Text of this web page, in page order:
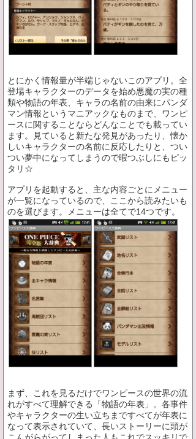
とにかく情報量が半端じゃないこのアプリ。全
登場キャラクターのデータを始め悪魔の実の種
類や物語の年表、キャラの名前の由来にパンダ
マン情報というマニアックなものまで、ワンピ
ースに関することならどんなことでも載ってい
ます。見ていると新たな発見があったり、懐か
しいキャラクターの名前に反応したりと、つい
つい夢中になってしまうので暇つぶしにもピッ
タリ☆
アプリを起動すると、主な内容ごとにメニュー
が一覧になっているので、ここから読みたいも
のを選びます。メニューは全てで14つです。
まず、これを見るだけでワンピースの世界の流
れがすべて理解できる「物語の年表」。各事件
やキャラクターの生い立ちまですべてが年表に
なって表示されていて、長いストーリーに頭が
こんがらがってしまった人もこれでスッキリで